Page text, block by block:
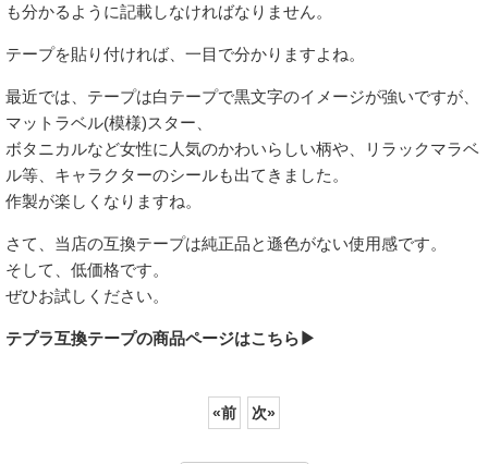
も分かるように記載しなければなりません。
テープを貼り付ければ、一目で分かりますよね。
最近では、テープは白テープで黒文字のイメージが強いですが、
マットラベル(模様)スター、
ボタニカルなど女性に人気のかわいらしい柄や、リラックマラベ
ル等、キャラクターのシールも出てきました。
作製が楽しくなりますね。
さて、当店の互換テープは純正品と遜色がない使用感です。
そして、低価格です。
ぜひお試しください。
テプラ互換テープの商品ページはこちら▶
«前 次»